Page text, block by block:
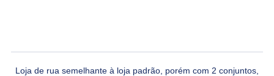
Loja de rua semelhante à loja padrão, porém com 2 conjuntos,